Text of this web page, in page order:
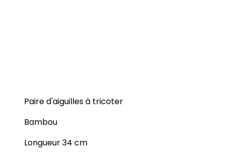
Paire d'aiguilles à tricoter
Bambou
Longueur 34 cm